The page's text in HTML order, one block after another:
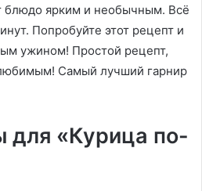
блюдо ярким и необычным. Всё
Попробуйте этот рецепт и
ужином! Простой рецепт,
Самый лучший гарнир
для «Курица по-